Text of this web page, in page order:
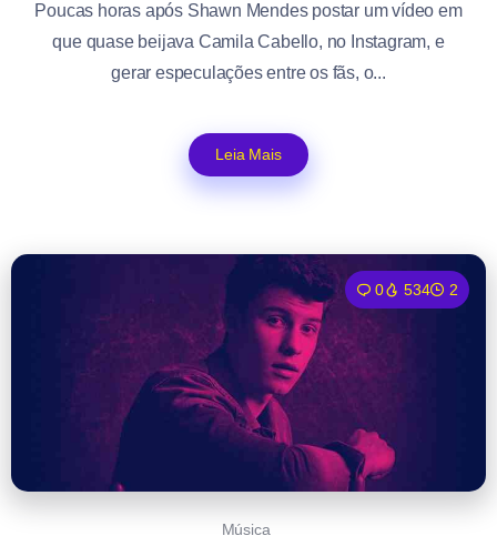
Poucas horas após Shawn Mendes postar um vídeo em
que quase beijava Camila Cabello, no Instagram, e
gerar especulações entre os fãs, o...
Leia Mais
0 534 2
Música